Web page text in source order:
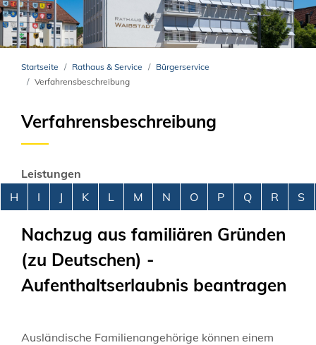
Startseite Rathaus & Service
Bürgerservice
Verfahrensbeschreibung
Verfahrensbeschreibung
Leistungen
Alphabetisches Register überspringen
H I J K L M N O P Q R S
Nachzug aus familiären Gründen
(zu Deutschen) -
Aufenthaltserlaubnis beantragen
Ausländische Familienangehörige können einem